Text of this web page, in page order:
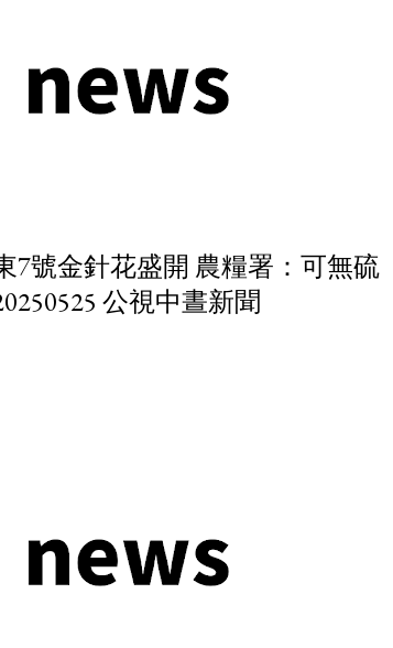
7號金針花盛開 農糧署：可無硫
公視中晝新聞